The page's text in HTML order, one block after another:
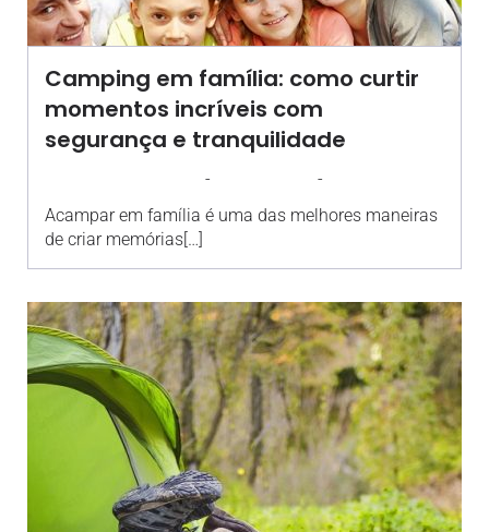
Camping em família: como curtir
momentos incríveis com
segurança e tranquilidade
- -
Acampar em família é uma das melhores maneiras
de criar memórias[…]